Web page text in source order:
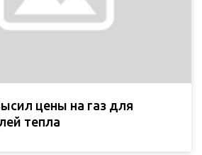
цены на газ для
тепла